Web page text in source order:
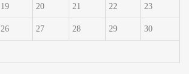
19 20 21 22 23
26 27 28 29 30